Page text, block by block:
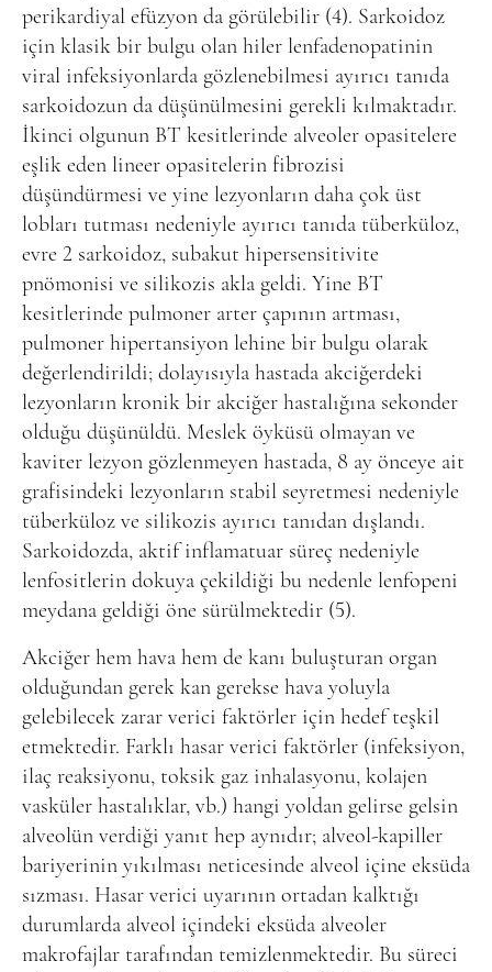
perikardiyal efüzyon da görülebilir (4). Sarkoidoz
için klasik bir bulgu olan hiler lenfadenopatinin
viral infeksiyonlarda gözlenebilmesi ayırıcı tanıda
sarkoidozun da düşünülmesini gerekli kılmaktadır.
İkinci olgunun BT kesitlerinde alveoler opasitelere
eşlik eden lineer opasitelerin fibrozisi
düşündürmesi ve yine lezyonların daha çok üst
lobları tutması nedeniyle ayırıcı tanıda tüberküloz,
evre 2 sarkoidoz, subakut hipersensitivite
pnömonisi ve silikozis akla geldi. Yine BT
kesitlerinde pulmoner arter çapının artması,
pulmoner hipertansiyon lehine bir bulgu olarak
değerlendirildi; dolayısıyla hastada akciğerdeki
lezyonların kronik bir akciğer hastalığına sekonder
olduğu düşünüldü. Meslek öyküsü olmayan ve
kaviter lezyon gözlenmeyen hastada, 8 ay önceye ait
grafisindeki lezyonların stabil seyretmesi nedeniyle
tüberküloz ve silikozis ayırıcı tanıdan dışlandı.
Sarkoidozda, aktif inflamatuar süreç nedeniyle
lenfositlerin dokuya çekildiği bu nedenle lenfopeni
meydana geldiği öne sürülmektedir (5).
Akciğer hem hava hem de kanı buluşturan organ
olduğundan gerek kan gerekse hava yoluyla
gelebilecek zarar verici faktörler için hedef teşkil
etmektedir. Farklı hasar verici faktörler (infeksiyon,
ilaç reaksiyonu, toksik gaz inhalasyonu, kolajen
vasküler hastalıklar, vb.) hangi yoldan gelirse gelsin
alveolün verdiği yanıt hep aynıdır; alveol-kapiller
bariyerinin yıkılması neticesinde alveol içine eksüda
sızması. Hasar verici uyarının ortadan kalktığı
durumlarda alveol içindeki eksüda alveoler
makrofajlar tarafından temizlenmektedir. Bu süreci